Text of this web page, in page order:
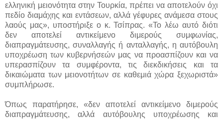
ελληνική μειονότητα στην Τουρκία, πρέπει να αποτελούν όχι
πεδίο διαμάχης και εντάσεων, αλλά γέφυρες ανάμεσα στους
λαούς μας», υποστήριξε ο κ. Τσίπρας. «Το λέω αυτό διότι
δεν αποτελεί αντικείμενο διμερούς συμφωνίας,
διαπραγμάτευσης, συναλλαγής ή ανταλλαγής, η αυτόβουλη
υποχρέωση των κυβερνήσεών μας να προασπίζουν και να
υπερασπίζουν τα συμφέροντα, τις διεκδικήσεις και τα
δικαιώματα των μειονοτήτων σε καθεμιά χώρα ξεχωριστά»
συμπλήρωσε.
Όπως παρατήρησε, «δεν αποτελεί αντικείμενο διμερούς
διαπραγμάτευσης, αλλά αυτόβουλης υποχρέωσης και